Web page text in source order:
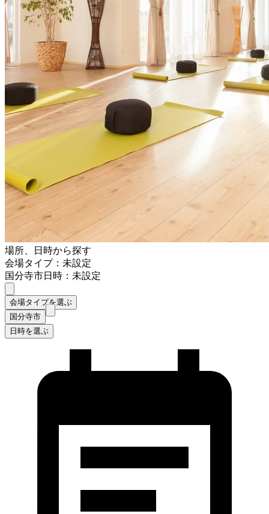
場所、日時から探す
会場タイプ：未設定
国分寺市日時：未設定
会場タイプを選ぶ
国分寺市
日時を選ぶ